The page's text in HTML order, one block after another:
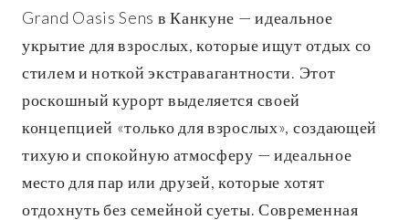
Grand Oasis Sens в Канкуне — идеальное
укрытие для взрослых, которые ищут отдых со
стилем и ноткой экстравагантности. Этот
роскошный курорт выделяется своей
концепцией «только для взрослых», создающей
тихую и спокойную атмосферу — идеальное
место для пар или друзей, которые хотят
отдохнуть без семейной суеты. Современная